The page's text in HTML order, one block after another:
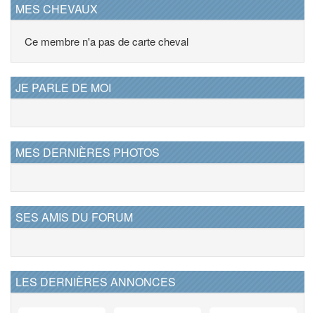
MES CHEVAUX
Ce membre n'a pas de carte cheval
JE PARLE DE MOI
MES DERNIÈRES PHOTOS
SES AMIS DU FORUM
LES DERNIÈRES ANNONCES